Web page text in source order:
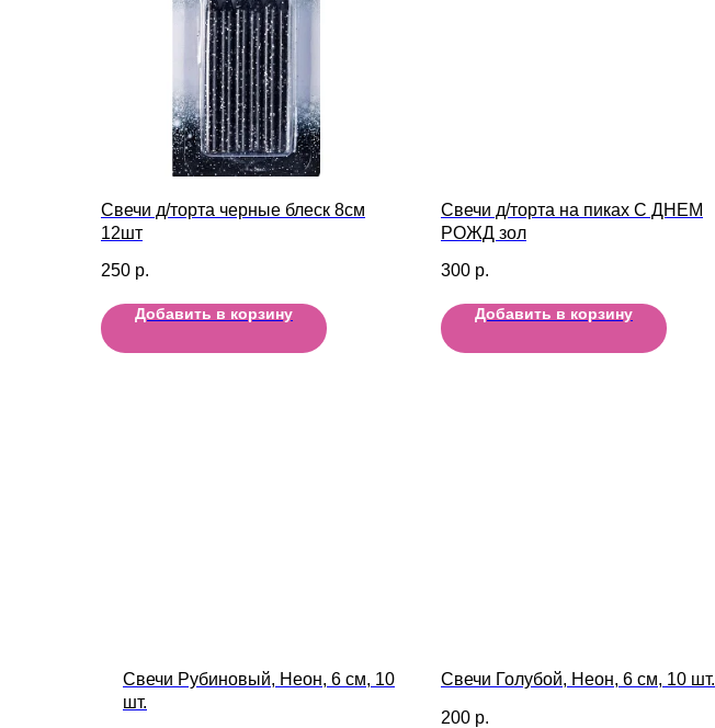
Свечи д/торта черные блеск 8см
12шт
250 р.
Добавить в корзину
Свечи д/торта на пиках С ДНЕМ
РОЖД зол
300 р.
Добавить в корзину
Свечи Рубиновый, Неон, 6 см, 10
шт.
Свечи Голубой, Неон, 6 см, 10 шт.
200 р.